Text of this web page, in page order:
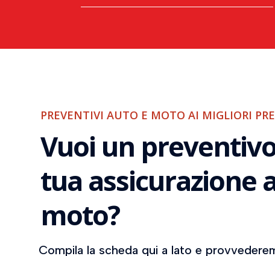
PREVENTIVI AUTO E MOTO AI MIGLIORI
Vuoi un
tua assicurazione
moto?
Compila la scheda qui a lato e